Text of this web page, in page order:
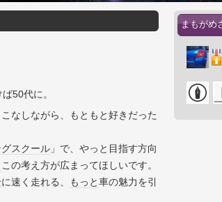
50代に。
こなしながら、もともと好きだった
スクール 」で、やっと目指す方向
この考え方が広まってほしいです。
に速く走れる、 もっと車の魅力を引
まもがめ